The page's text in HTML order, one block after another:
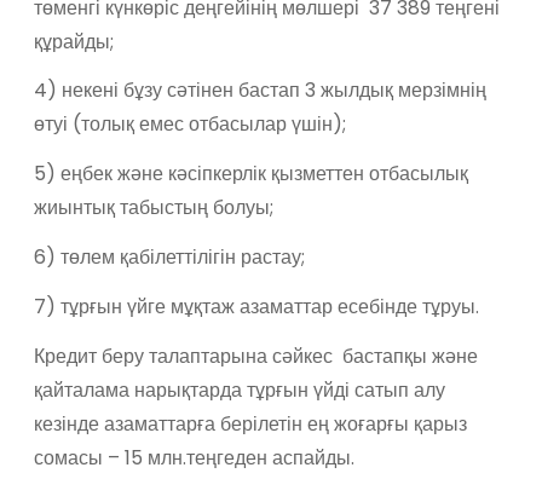
төменгі күнкөріс деңгейінің мөлшері 37 389 теңгені
құрайды;
4) некені бұзу сәтінен бастап 3 жылдық мерзімнің
өтуі (толық емес отбасылар үшін);
5) еңбек және кәсіпкерлік қызметтен отбасылық
жиынтық табыстың болуы;
6) төлем қабілеттілігін растау;
7) тұрғын үйге мұқтаж азаматтар есебінде тұруы.
Кредит беру талаптарына сәйкес бастапқы және
қайталама нарықтарда тұрғын үйді сатып алу
кезінде азаматтарға берілетін ең жоғарғы қарыз
сомасы – 15 млн.теңгеден аспайды.